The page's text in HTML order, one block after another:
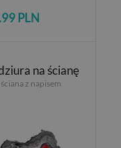
PLN
na ścianę
z napisem